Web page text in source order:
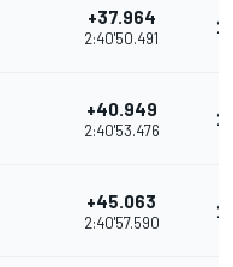
+37.964
2:40'50.491
+40.949
2:40'53.476
+45.063
2:40'57.590